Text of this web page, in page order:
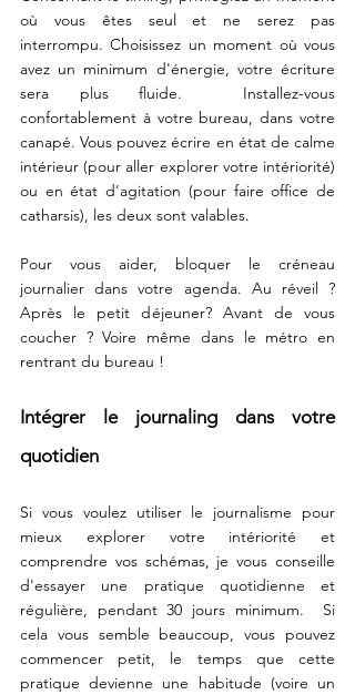
où vous êtes seul et ne serez pas
interrompu. Choisissez un moment où vous
avez un minimum d'énergie, votre écriture
sera plus fluide.  Installez-vous
confortablement à votre bureau, dans votre
canapé. Vous pouvez écrire en état de calme
intérieur (pour aller explorer votre intériorité)
ou en état d'agitation (pour faire office de
catharsis), les deux sont valables.
Pour vous aider, bloquer le créneau
journalier dans votre agenda. Au réveil ?
Après le petit déjeuner? Avant de vous
coucher ? Voire même dans le métro en
rentrant du bureau !
Intégrer le journaling dans votre
quotidien
Si vous voulez utiliser le journalisme pour
mieux explorer votre intériorité et
comprendre vos schémas, je vous conseille
d'essayer une pratique quotidienne et
régulière, pendant 30 jours minimum.  Si
cela vous semble beaucoup, vous pouvez
commencer petit, le temps que cette
pratique devienne une habitude (voire un